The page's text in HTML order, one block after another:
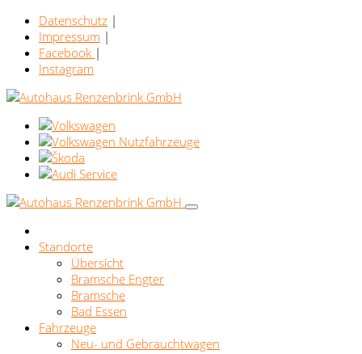
Datenschutz |
Impressum |
Facebook |
Instagram
Standorte
Übersicht
Bramsche Engter
Bramsche
Bad Essen
Fahrzeuge
Neu- und Gebrauchtwagen